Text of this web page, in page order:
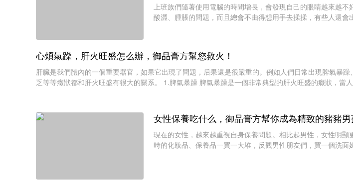
上班族們隨著使用電腦的時間增長，會發現自己的眼睛越來越不
酸澀、腫脹的問題，而且總會不由得想用手去揉揉，有些人還會
心煩氣躁，肝火旺盛怎么辦，御品膏方幫您救火！
肝臟是我們體內的一個重要器官，如果它出現了問題，后果還是很嚴重的。例如人們日常出現脾氣暴躁
乏等等癥狀都和肝火旺盛有很大的關系。 1.脾氣暴躁 脾氣暴躁是一個非常典型的肝火旺盛的癥狀，當
女性保養吃什么，御品膏方幫你成為精致的豬豬
現在的女性，越來越重視自身保養問題。相比起男性，女性明顯
時的化妝品、保養品一買一大堆，反觀男性朋友們，買一個洗面